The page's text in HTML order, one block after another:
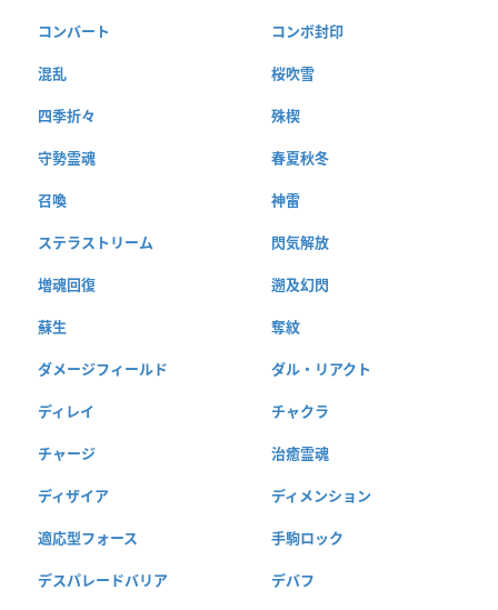
コンバート コンボ封印
混乱 桜吹雪
四季折々 殊楔
守勢霊魂 春夏秋冬
召喚 神雷
ステラストリーム 閃気解放
増魂回復 遡及幻閃
蘇生 奪紋
ダメージフィールド ダル・リアクト
ディレイ チャクラ
チャージ 治癒霊魂
ディザイア ディメンション
適応型フォース 手駒ロック
デスパレードバリア デバフ